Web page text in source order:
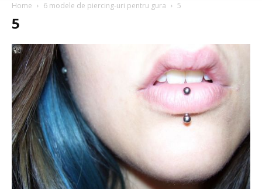
Home 6 modele de piercing-uri pentru gura 5
5